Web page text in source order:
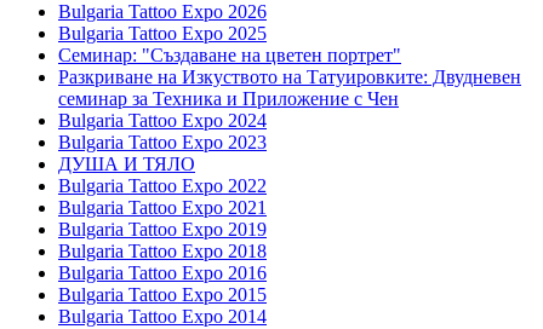
Bulgaria Tattoo Expo 2026
Bulgaria Tattoo Expo 2025
Семинар: "Създаване на цветен портрет"
Разкриване на Изкуството на Татуировките: Двудневен
семинар за Техника и Приложение с Чен
Bulgaria Tattoo Expo 2024
Bulgaria Tattoo Expo 2023
ДУША И ТЯЛО
Bulgaria Tattoo Expo 2022
Bulgaria Tattoo Expo 2021
Bulgaria Tattoo Expo 2019
Bulgaria Tattoo Expo 2018
Bulgaria Tattoo Expo 2016
Bulgaria Tattoo Expo 2015
Bulgaria Tattoo Expo 2014